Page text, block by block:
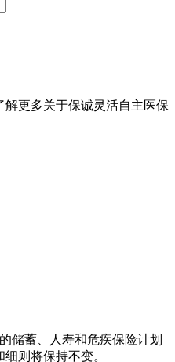
更多关于保诚灵活自主医保
储蓄、人寿和危疾保险计划
则将保持不变。